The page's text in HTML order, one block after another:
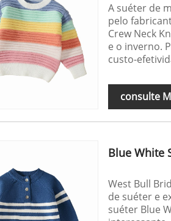
A suéter de
pelo
Crew Neck
e o inverno.
custo-
consulte
Blue White
West Bull
de suéter e
suéter Blue